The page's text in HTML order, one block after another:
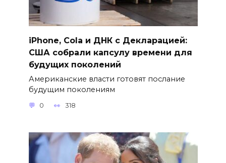
iPhone, Cola и ДНК с Декларацией:
США собрали капсулу времени для
будущих поколений
Американские власти готовят послание
будущим поколениям
0 318